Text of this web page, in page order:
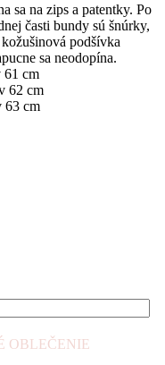
sa na zips a patentky. Po
časti bundy sú šnúrky,
podšívka
sa neodopína.
61 cm
62 cm
63 cm
OBLEČENIE